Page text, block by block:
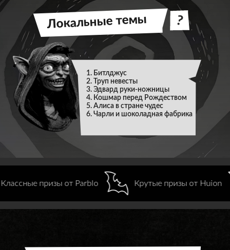
?
Битлджус
Труп невесты
Эдвард руки-ножницы
Кошмар перед Рождеством
Алиса в стране чудес
Чарли и шоколадная фабрика
Локальные темы
Huion Классные призы от Parblo Крутые